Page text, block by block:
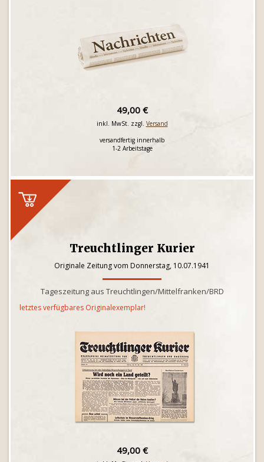
49,00 €
inkl. MwSt. zzgl. Versand
versandfertig innerhalb
1-2 Arbeitstage
Treuchtlinger Kurier
Originale Zeitung vom Donnerstag, 10.07.1941
Tageszeitung aus Treuchtlingen/Mittelfranken/BRD
letztes verfügbares Originalexemplar!
49,00 €